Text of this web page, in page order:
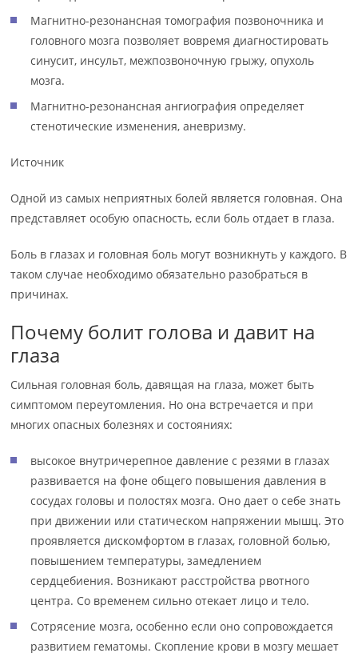
Магнитно-резонансная томография позвоночника и
головного мозга позволяет вовремя диагностировать
синусит, инсульт, межпозвоночную грыжу, опухоль
мозга.
Магнитно-резонансная ангиография определяет
стенотические изменения, аневризму.
Источник
Одной из самых неприятных болей является головная. Она
представляет особую опасность, если боль отдает в глаза.
Боль в глазах и головная боль могут возникнуть у каждого. В
таком случае необходимо обязательно разобраться в
причинах.
Почему болит голова и давит на
глаза
Сильная головная боль, давящая на глаза, может быть
симптомом переутомления. Но она встречается и при
многих опасных болезнях и состояниях:
высокое внутричерепное давление с резями в глазах
развивается на фоне общего повышения давления в
сосудах головы и полостях мозга. Оно дает о себе знать
при движении или статическом напряжении мышц. Это
проявляется дискомфортом в глазах, головной болью,
повышением температуры, замедлением
сердцебиения. Возникают расстройства рвотного
центра. Со временем сильно отекает лицо и тело.
Сотрясение мозга, особенно если оно сопровождается
развитием гематомы. Скопление крови в мозгу мешает